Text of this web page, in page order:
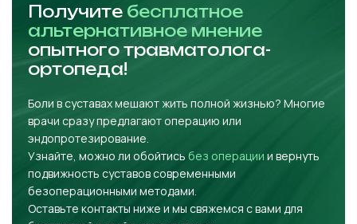
Получите бесплатное
альтернативное мнение
опытного травматолога-
ортопеда!
Боли в суставах мешают жить полной жизнью? Многие
врачи сразу предлагают операцию или
эндопротезирование.
Узнайте, можно ли обойтись без операции и вернуть
подвижность суставов современными
безоперационными методами.
Оставьте контакты ниже и мы свяжемся с вами для